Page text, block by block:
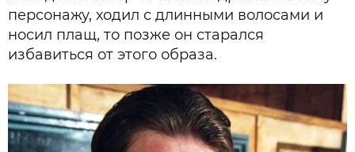
персонажу, ходил с длинными волосами и
носил плащ, то позже он старался
избавиться от этого образа.